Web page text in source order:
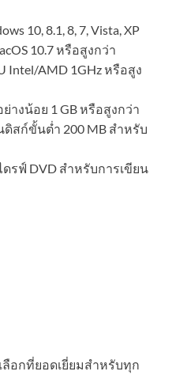
10, 8.1, 8, 7, Vista, XP
10.7 หรือสูงกว่า
Intel/AMD 1GHz หรือสูง
ย่างน้อย 1 GB หรือสูงกว่า
สก์ขั้นต่ำ 200 MB สำหรับ
ดรฟ์ DVD สำหรับการเขียน
ลือกที่ยอดเยี่ยมสำหรับทุก